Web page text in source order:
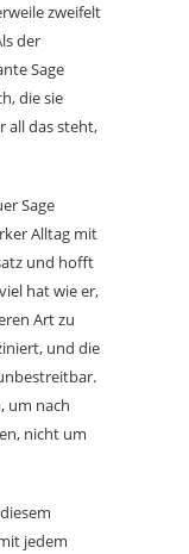
zweifelt
der
Sage
die sie
all das steht,
Sage
Alltag mit
und hofft
hat wie er,
Art zu
und die
um nach
nicht um
jedem